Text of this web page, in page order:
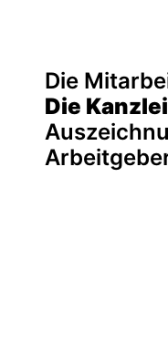
Die